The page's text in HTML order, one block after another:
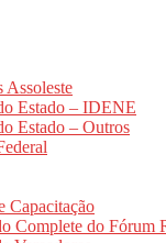
Assoleste
Estado – IDENE
Estado – Outros
Capacitação
Complete do Fórum